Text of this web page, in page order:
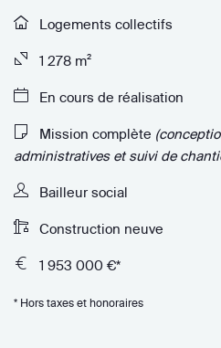
Logements collectifs
1 278 m²
En cours de réalisation
Mission complète
administratives et suivi de
Bailleur social
Construction neuve
1 953 000 €*
* Hors taxes et honoraires